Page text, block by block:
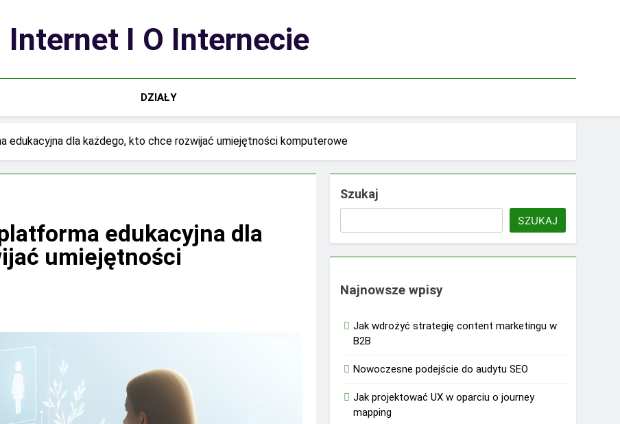
Internet I O Internecie
DZIAŁY
edukacyjna dla każdego, kto chce rozwijać umiejętności komputerowe
edukacyjna dla
umiejętności
Szukaj
SZUKAJ
Najnowsze wpisy
Jak wdrożyć strategię content marketingu w
B2B
Nowoczesne podejście do audytu SEO
Jak projektować UX w oparciu o journey
mapping